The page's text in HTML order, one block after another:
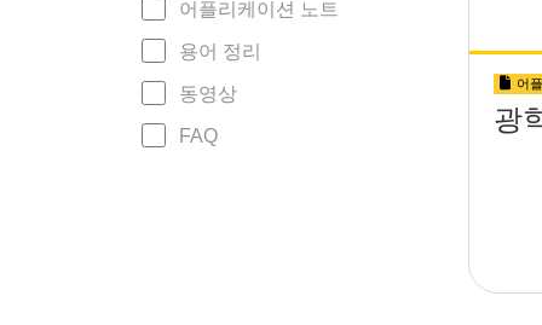
어플리케이션 노트
용어 정리
동영상
FAQ
어
광